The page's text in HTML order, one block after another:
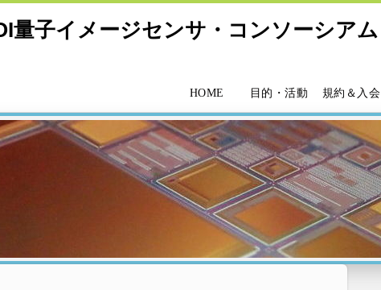
量子イメージセンサ・コンソーシアム
HOME 目的・活動 規約＆入会